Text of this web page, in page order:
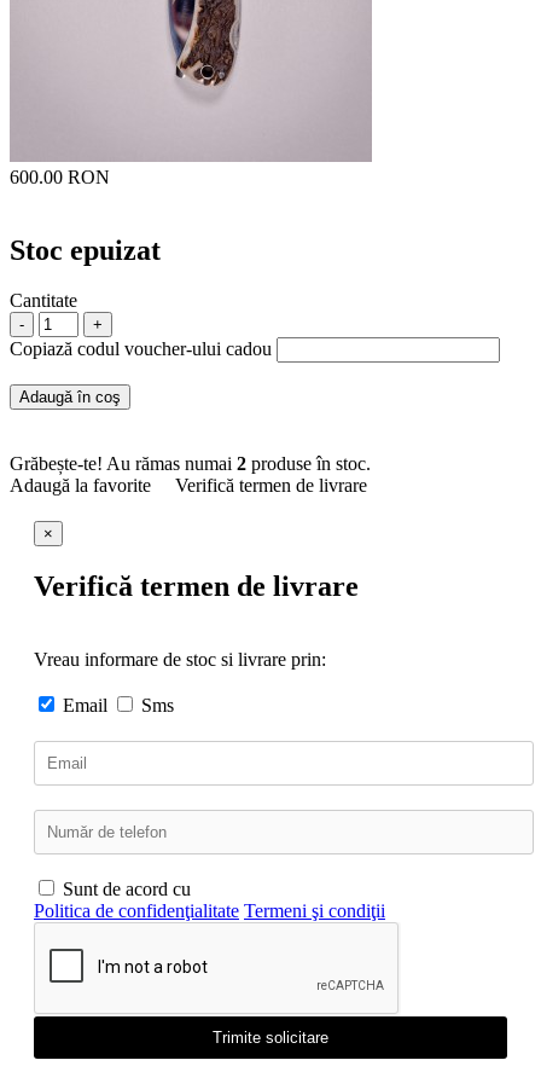
600.00 RON
Stoc epuizat
Cantitate
- +
Copiază codul voucher-ului cadou
Adaugă în coş
Grăbește-te! Au rămas numai 2 produse în stoc.
Adaugă la favorite
Verifică termen de livrare
×
Verifică termen de livrare
Vreau informare de stoc si livrare prin:
Email Sms
Sunt de acord cu
Politica de confidenţialitate Termeni şi condiţii
Trimite solicitare